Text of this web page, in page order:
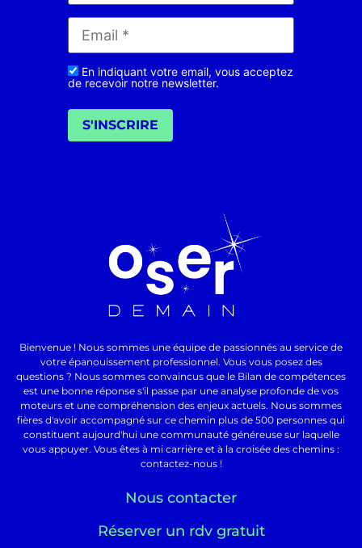
En indiquant votre email, vous acceptez
de recevoir notre newsletter.
S'INSCRIRE
Bienvenue ! Nous sommes une équipe de passionnés au service de
votre épanouissement professionnel. Vous vous posez des
questions ? Nous sommes convaincus que le Bilan de compétences
est une bonne réponse s'il passe par une analyse profonde de vos
moteurs et une compréhension des enjeux actuels. Nous sommes
fières d'avoir accompagné sur ce chemin plus de 500 personnes qui
constituent aujourd'hui une communauté généreuse sur laquelle
vous appuyer. Vous êtes à mi carrière et à la croisée des chemins :
contactez-nous !
Nous contacter
Réserver un rdv gratuit